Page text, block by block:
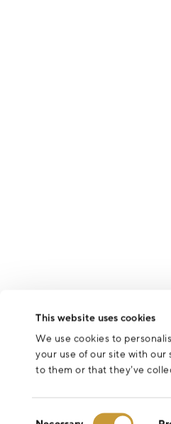
This website uses cookies
We use cookies to
your use of our site with our
to them or that they’ve